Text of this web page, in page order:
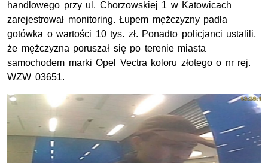
handlowego przy ul. Chorzowskiej 1 w Katowicach
zarejestrował monitoring. Łupem mężczyzny padła
gotówka o wartości 10 tys. zł. Ponadto policjanci ustalili,
że mężczyzna poruszał się po terenie miasta
samochodem marki Opel Vectra koloru złotego o nr rej.
WZW 03651.